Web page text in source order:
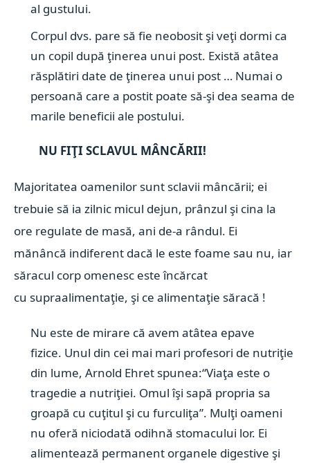
al gustului.
Corpul dvs. pare să fie neobosit şi veţi dormi ca
un copil după ţinerea unui post. Există atâtea
răsplătiri date de ţinerea unui post … Numai o
persoană care a postit poate să-şi dea seama de
marile beneficii ale postului.
NU FIŢI SCLAVUL MÂNCĂRII!
Majoritatea oamenilor sunt sclavii mâncării; ei
trebuie să ia zilnic micul dejun, prânzul şi cina la
ore regulate de masă, ani de-a rândul. Ei
mănâncă indiferent dacă le este foame sau nu, iar
săracul corp omenesc este încărcat
cu supraalimentaţie, şi ce alimentaţie săracă !
Nu este de mirare că avem atâtea epave
fizice. Unul din cei mai mari profesori de nutriţie
din lume, Arnold Ehret spunea:“Viaţa este o
tragedie a nutriţiei. Omul îşi sapă propria sa
groapă cu cuţitul şi cu furculiţa”. Mulţi oameni
nu oferă niciodată odihnă stomacului lor. Ei
alimentează permanent organele digestive şi